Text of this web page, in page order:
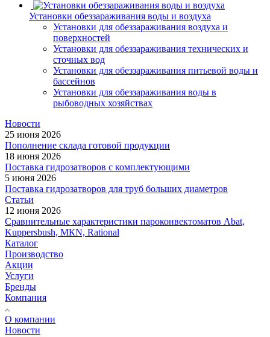
Установки обеззараживания воды и воздуха
Установки для обеззараживания воздуха и
поверхностей
Установки для обеззараживания технических и
сточных вод
Установки для обеззараживания питьевой воды и
бассейнов
Установки для обеззараживания воды в
рыбоводных хозяйствах
Новости
25 июня 2026
Пополнение склада готовой продукции
18 июня 2026
Поставка гидрозатворов с комплектующими
5 июня 2026
Поставка гидрозатворов для труб больших диаметров
Статьи
12 июня 2026
Сравнительные характеристики пароконвектоматов Abat,
Kuppersbush, МКN, Rational
Каталог
Производство
Акции
Услуги
Бренды
Компания
О компании
Новости